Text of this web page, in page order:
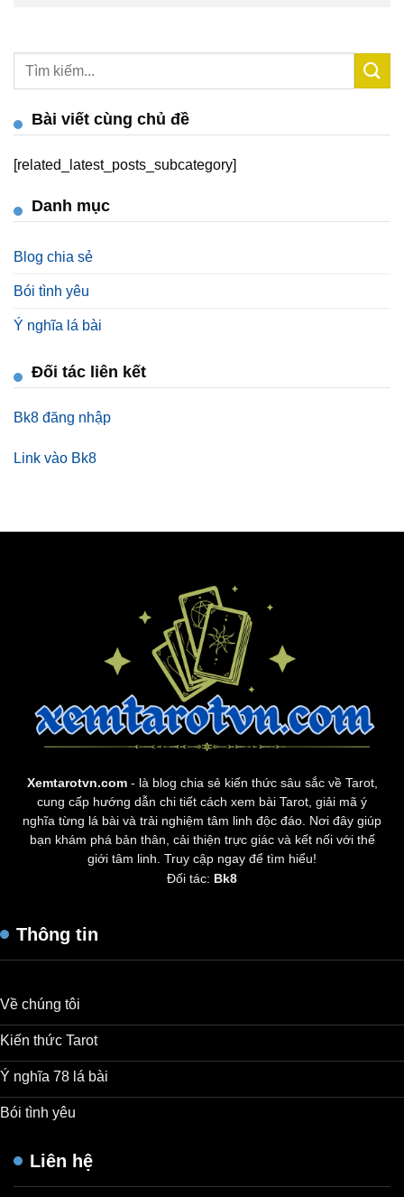
Bài viết cùng chủ đề
[related_latest_posts_subcategory]
Danh mục
Blog chia sẻ
Bói tình yêu
Ý nghĩa lá bài
Đối tác liên kết
Bk8 đăng nhập
Link vào Bk8
Xemtarotvn.com- là blog chia sẻ kiến thức sâu sắc về Tarot,
cung cấp hướng dẫn chi tiết cách xem bài Tarot, giải mã ý
nghĩa từng lá bài và trải nghiệm tâm linh độc đáo. Nơi đây giúp
bạn khám phá bản thân, cải thiện trực giác và kết nối với thế
giới tâm linh. Truy cập ngay để tìm hiểu!
Đối tác: Bk8
Thông tin
Về chúng tôi
Kiến thức Tarot
Ý nghĩa 78 lá bài
Bói tình yêu
Liên hệ